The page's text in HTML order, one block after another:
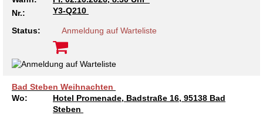
Nr.:
Y3-Q210
Status: Anmeldung auf Warteliste
Bad Steben Weihnachten
Wo:
Hotel Promenade, Badstraße 16, 95138 Bad
Steben